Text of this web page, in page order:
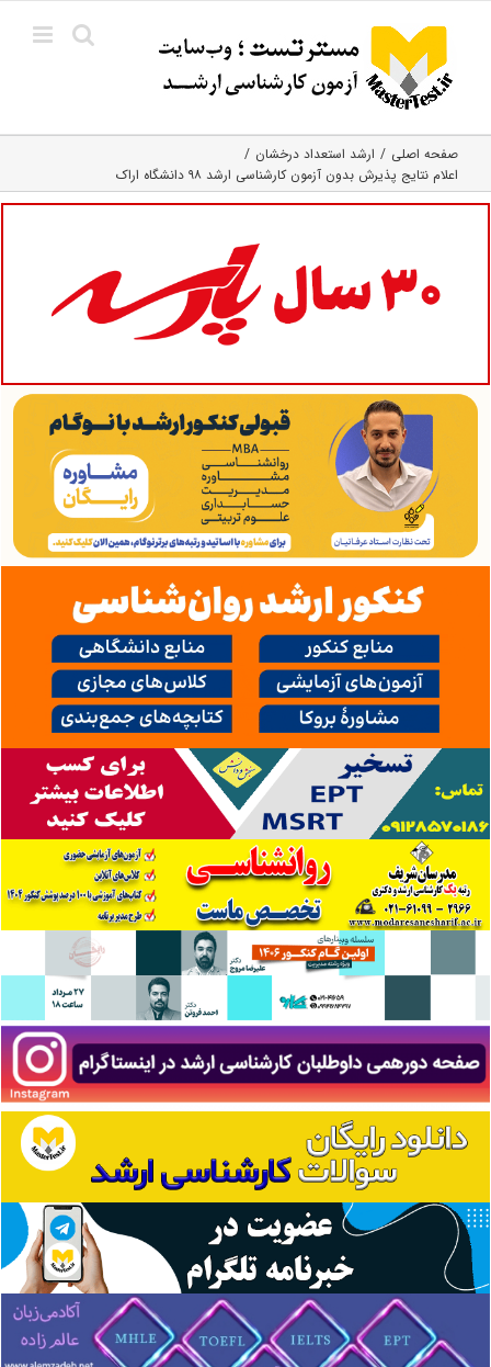
content
صفحه اصلی
ارشد استعداد درخشان
اعلام نتایج پذیرش بدون آزمون کارشناسی ارشد ۹۸ دانشگاه اراک